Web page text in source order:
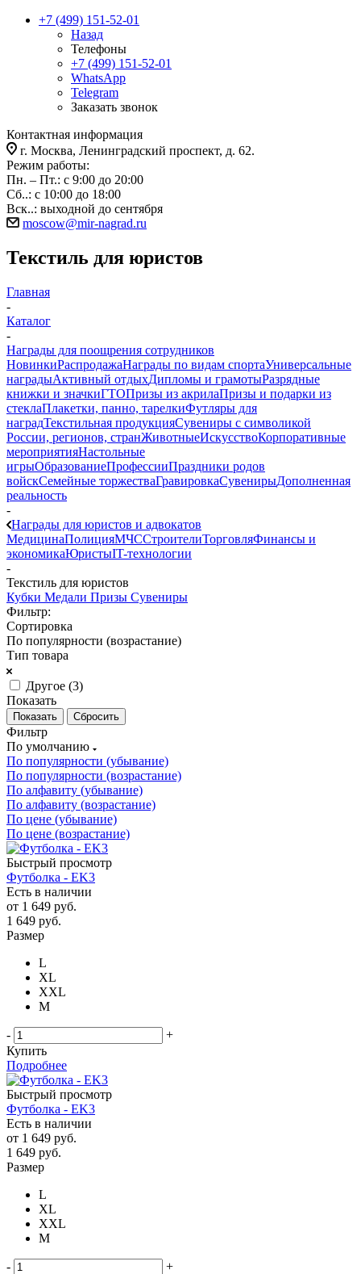
+7 (499) 151-52-01
Назад
Телефоны
+7 (499) 151-52-01
WhatsApp
Telegram
Заказать звонок
Контактная информация
г. Москва, Ленинградский проспект, д. 62.
Режим работы:
Пн. – Пт.: с 9:00 до 20:00
Сб..: с 10:00 до 18:00
Вск..: выходной до сентября
moscow@mir-nagrad.ru
Текстиль для юристов
Главная
-
Каталог
-
Награды для поощрения сотрудников
НовинкиРаспродажаНаграды по видам спортаУниверсальные
наградыАктивный отдыхДипломы и грамотыРазрядные
книжки и значкиГТОПризы из акрилаПризы и подарки из
стеклаПлакетки, панно, тарелкиФутляры для
наградТекстильная продукцияСувениры с символикой
России, регионов, странЖивотныеИскусствоКорпоративные
мероприятияНастольные
игрыОбразованиеПрофессииПраздники родов
войскСемейные торжестваГравировкаСувенирыДополненная
реальность
-
Награды для юристов и адвокатов
МедицинаПолицияМЧССтроителиТорговляФинансы и
экономикаЮристыIT-технологии
-
Текстиль для юристов
Кубки Медали Призы Сувениры
Фильтр:
Сортировка
По популярности (возрастание)
Тип товара
Другое (3)
Показать
Сбросить
Фильтр
По умолчанию
По популярности (убывание)
По популярности (возрастание)
По алфавиту (убывание)
По алфавиту (возрастание)
По цене (убывание)
По цене (возрастание)
Быстрый просмотр
Футболка - EK3
Есть в наличии
от 1 649 руб.
1 649 руб.
Размер
L
XL
XXL
М
-
+
Купить
Подробнее
Быстрый просмотр
Футболка - EK3
Есть в наличии
от 1 649 руб.
1 649 руб.
Размер
L
XL
XXL
М
- +